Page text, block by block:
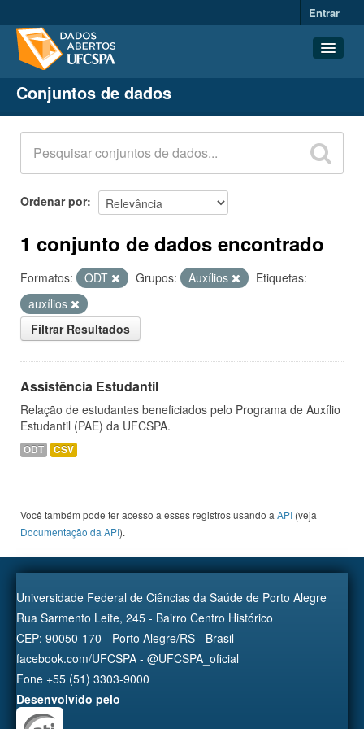
Entrar
Conjuntos de dados
Organizações
Grupos
Sobre
Conjuntos de dados
Ordenar por
1 conjunto de dados encontrado
Formatos: ODT Grupos: Auxílios
Etiquetas:
auxílios
Filtrar Resultados
Assistência Estudantil
Relação de estudantes beneficiados pelo Programa de Auxílio
Estudantil (PAE) da UFCSPA.
ODT CSV
Você também pode ter acesso a esses registros usando a API (veja
Documentação da API).
Universidade Federal de Ciências da Saúde de Porto Alegre
Rua Sarmento Leite, 245 - Bairro Centro Histórico
CEP: 90050-170 - Porto Alegre/RS - Brasil
facebook.com/UFCSPA - @UFCSPA_oficial
Fone +55 (51) 3303-9000
Desenvolvido pelo